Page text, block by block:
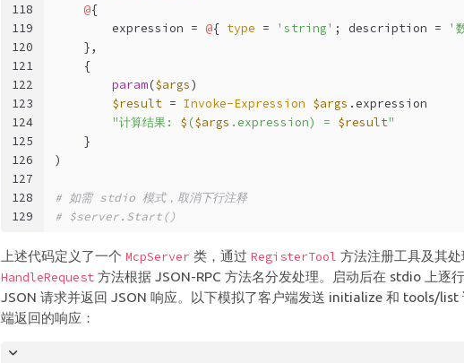
118
119
120
121
122
123
124
125
126
127
128
129
@{
        expression =
@{ type = 'string' ; description = '
    },
    {
param($args)
$result = Invoke-Expression $args .expression
"计算结果: $ ($args .expression) = $result"
    }
)
# 如需 stdio 模式，取消下行注释
# $server.Start()
上述代码定义了一个 McpServer类，通过 RegisterTool 方法注册工具及其处
HandleRequest方法根据 JSON-RPC 方法名分发处理。启动后在 stdio 上逐
JSON 请求并返回 JSON 响应。以下模拟了客户端发送 initialize 和 tools/list
端返回的响应：